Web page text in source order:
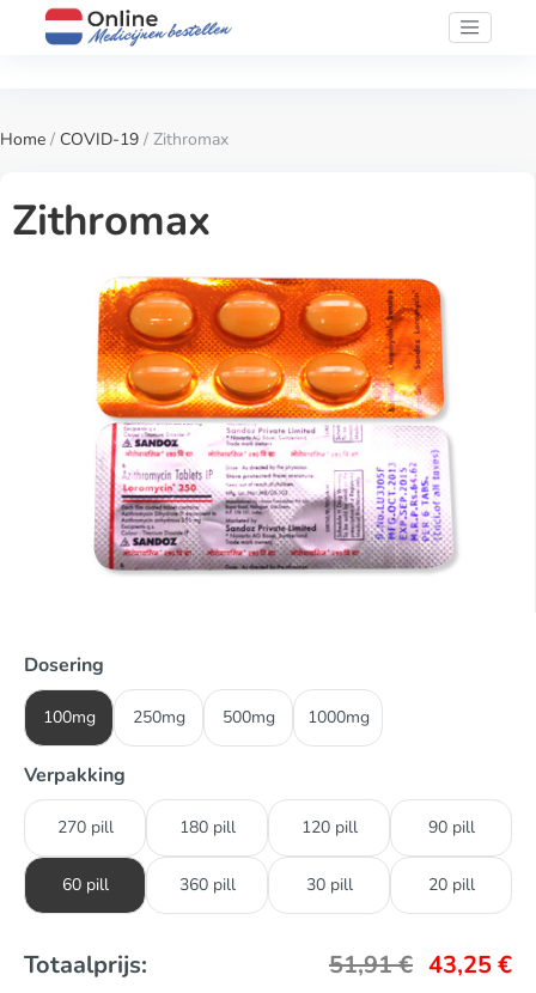
Home / COVID-19 / Zithromax
Zithromax
Dosering
100mg 250mg 500mg 1000mg
Verpakking
270 pill 180 pill 120 pill 90 pill
60 pill 360 pill 30 pill 20 pill
Totaalprijs: 51,91€ 43,25€